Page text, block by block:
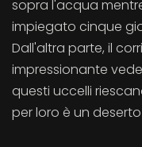
sopra l'acqua
impiegato cinque
Dall'altra parte, il
impressionante
questi uccelli
per loro è un